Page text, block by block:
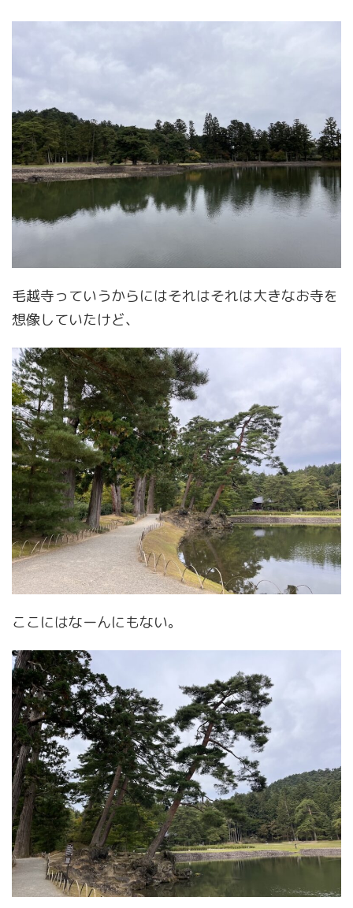
毛越寺っていうからにはそれはそれは大きなお寺を
想像していたけど、
ここにはなーんにもない。